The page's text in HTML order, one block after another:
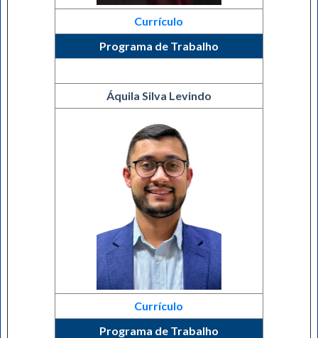
Currículo
Programa de Trabalho
Áquila Silva Levindo
Currículo
Programa de Trabalho